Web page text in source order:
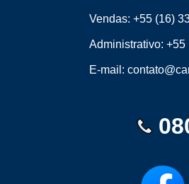
Vendas:+55 (16)
Administrativo:+55
E-mail: